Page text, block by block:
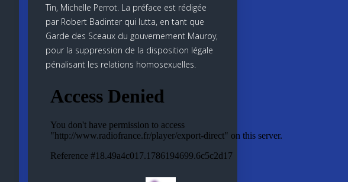
Tin, Michelle Perrot. La préface est rédigée
par Robert Badinter qui lutta, en tant que
Garde des Sceaux du gouvernement Mauroy,
pour la suppression de la disposition légale
pénalisant les relations homosexuelles.